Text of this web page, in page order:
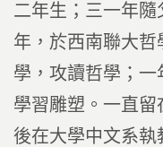
二年生；三一年隨
年，於西南聯大
學，攻讀哲學；一
學習雕塑。一直留
後在大學中文系